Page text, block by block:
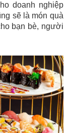
doanh nghiệp
sẽ là món quà
bạn bè, người